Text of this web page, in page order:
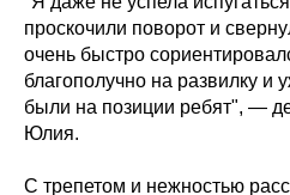
проскочили поворот и
очень быстро
благополучно на развилку и
были на позиции ребят", —
Юлия.
С трепетом и нежностью